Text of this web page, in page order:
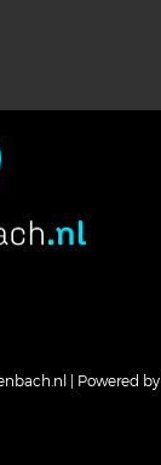
| Powered by